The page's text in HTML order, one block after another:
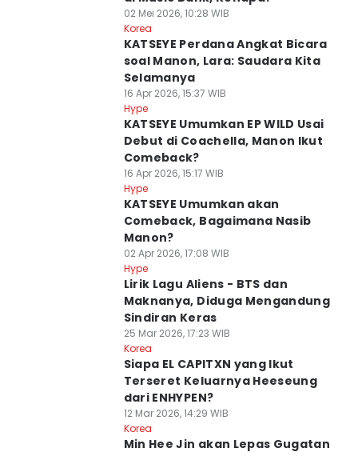
02 Mei 2026, 10:28 WIB
Korea
KATSEYE Perdana Angkat Bicara
soal Manon, Lara: Saudara Kita
Selamanya
16 Apr 2026, 15:37 WIB
Hype
KATSEYE Umumkan EP WILD Usai
Debut di Coachella, Manon Ikut
Comeback?
16 Apr 2026, 15:17 WIB
Hype
KATSEYE Umumkan akan
Comeback, Bagaimana Nasib
Manon?
02 Apr 2026, 17:08 WIB
Hype
Lirik Lagu Aliens - BTS dan
Maknanya, Diduga Mengandung
Sindiran Keras
25 Mar 2026, 17:23 WIB
Korea
Siapa EL CAPITXN yang Ikut
Terseret Keluarnya Heeseung
dari ENHYPEN?
12 Mar 2026, 14:29 WIB
Korea
Min Hee Jin akan Lepas Gugatan